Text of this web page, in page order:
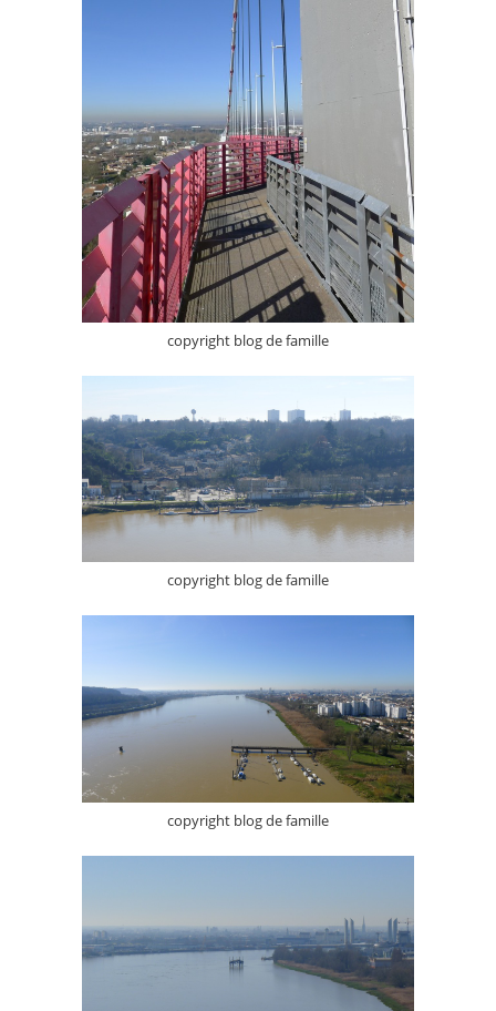
copyright blog de famille
copyright blog de famille
copyright blog de famille